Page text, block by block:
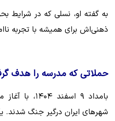
به گفته او، نسلی که در شرایط
ذهنی‌اش برای همیشه با تجربه
حملاتی که مدرسه را هدف
بامداد ۹
شهرهای ایران درگیر جنگ شدند.